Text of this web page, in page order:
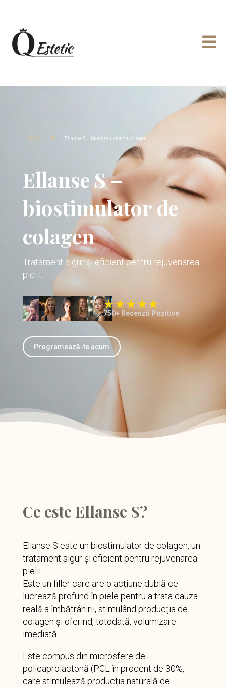

Acasă 9 Ellanse S – biostimulator de colagen
Ellanse S –
biostimulator de
colagen
Tratament sigur și eficient pentru rejuvenarea
pielii.
750+ Recenzii Pozitive
Programează-te acum
Ce este Ellanse S?
Ellanse S este un biostimulator de colagen, un
tratament sigur și eficient pentru rejuvenarea
pielii.
Este un filler care are o acțiune dublă ce
lucrează profund în piele pentru a trata cauza
reală a îmbătrânirii, stimulând producția de
colagen și oferind, totodată, volumizare
imediată.
Este compus din microsfere de
policaprolactonă (PCL în procent de 30%,
care stimulează producția naturală de